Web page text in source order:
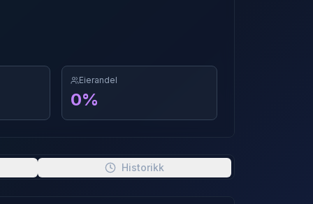
Eierandel
0%
Historikk